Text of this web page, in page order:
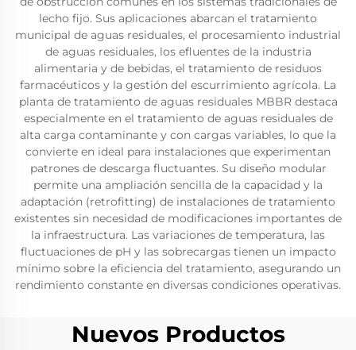
lecho fijo. Sus aplicaciones abarcan el tratamiento
municipal de aguas residuales, el procesamiento industrial
de aguas residuales, los efluentes de la industria
alimentaria y de bebidas, el tratamiento de residuos
farmacéuticos y la gestión del escurrimiento agrícola. La
planta de tratamiento de aguas residuales MBBR destaca
especialmente en el tratamiento de aguas residuales de
alta carga contaminante y con cargas variables, lo que la
convierte en ideal para instalaciones que experimentan
patrones de descarga fluctuantes. Su diseño modular
permite una ampliación sencilla de la capacidad y la
adaptación (retrofitting) de instalaciones de tratamiento
existentes sin necesidad de modificaciones importantes de
la infraestructura. Las variaciones de temperatura, las
fluctuaciones de pH y las sobrecargas tienen un impacto
mínimo sobre la eficiencia del tratamiento, asegurando un
rendimiento constante en diversas condiciones operativas.
Nuevos Productos